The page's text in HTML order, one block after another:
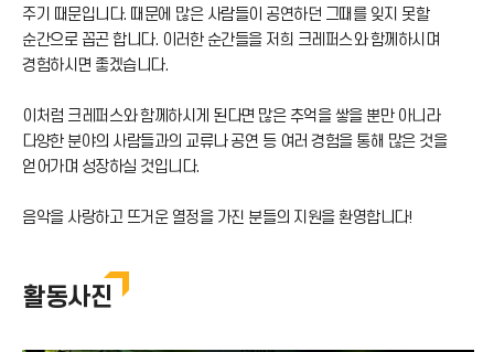
주기 때문입니다. 때문에 많은 사람들이 공연하던 그때를 잊지 못할
순간으로 꼽곤 합니다. 이러한 순간들을 저희 크레퍼스와 함께하시며
경험하시면 좋겠습니다.
이처럼 크레퍼스와 함께하시게 된다면 많은 추억을 쌓을 뿐만 아니라
다양한 분야의 사람들과의 교류나 공연 등 여러 경험을 통해 많은 것을
얻어가며 성장하실 것입니다.
음악을 사랑하고 뜨거운 열정을 가진 분들의 지원을 환영합니다!
활동사진